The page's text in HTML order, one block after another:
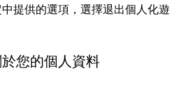
提供的選項，選擇退出個人化遊
您的個人資料